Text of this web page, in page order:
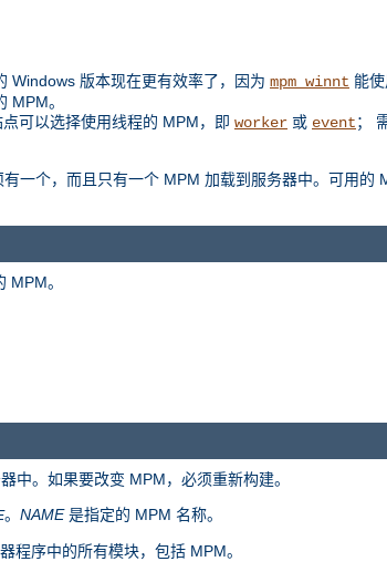
Windows 版本现在更有效率了，因为 mpm_winnt 能
MPM。
可以选择使用线程的 MPM，即 worker 或 event；
一个，而且只有一个 MPM 加载到服务器中。可用的
。
中。如果要改变 MPM，必须重新构建。
。 NAME是指定的 MPM 名称。
程序中的所有模块，包括 MPM。